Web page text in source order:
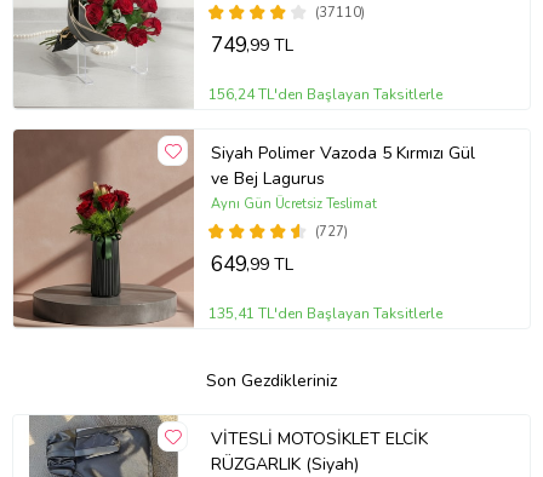
(37110)
749,99 TL
156,24 TL'den Başlayan Taksitlerle
Siyah Polimer Vazoda 5 Kırmızı Gül
ve Bej Lagurus
(727)
Aynı Gün Ücretsiz Teslimat
649,99 TL
135,41 TL'den Başlayan Taksitlerle
Son Gezdikleriniz
VİTESLİ MOTOSİKLET ELCİK
RÜZGARLIK (Siyah)